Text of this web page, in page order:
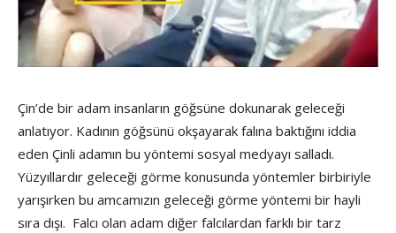
Çin’de bir adam insanların göğsüne dokunarak geleceği
anlatıyor. Kadının göğsünü okşayarak falına baktığını iddia
eden Çinli adamın bu yöntemi sosyal medyayı salladı.
Yüzyıllardır geleceği görme konusunda yöntemler birbiriyle
yarışırken bu amcamızın geleceği görme yöntemi bir hayli
sıra dışı. Falcı olan adam diğer falcılardan farklı bir tarz